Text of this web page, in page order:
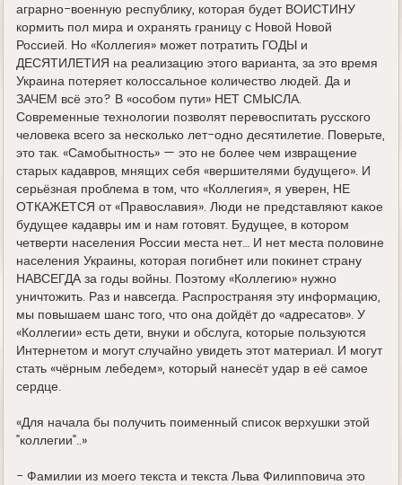
аграрно-военную республику, которая будет ВОИСТИНУ
кормить пол мира и охранять границу с Новой Новой
Россией. Но «Коллегия» может потратить ГОДЫ и
ДЕСЯТИЛЕТИЯ на реализацию этого варианта, за это время
Украина потеряет колоссальное количество людей. Да и
ЗАЧЕМ всё это? В «особом пути» НЕТ СМЫСЛА.
Современные технологии позволят перевоспитать русского
человека всего за несколько лет-одно десятилетие. Поверьте,
это так. «Самобытность» — это не более чем извращение
старых кадавров, мнящих себя «вершителями будущего». И
серьёзная проблема в том, что «Коллегия», я уверен, НЕ
ОТКАЖЕТСЯ от «Православия». Люди не представляют какое
будущее кадавры им и нам готовят. Будущее, в котором
четверти населения России места нет… И нет места половине
населения Украины, которая погибнет или покинет страну
НАВСЕГДА за годы войны. Поэтому «Коллегию» нужно
уничтожить. Раз и навсегда. Распространяя эту информацию,
мы повышаем шанс того, что она дойдёт до «адресатов». У
«Коллегии» есть дети, внуки и обслуга, которые пользуются
Интернетом и могут случайно увидеть этот материал. И могут
стать «чёрным лебедем», который нанесёт удар в её самое
сердце.
«Для начала бы получить поименный список верхушки этой
"коллегии"..»
- Фамилии из моего текста и текста Льва Филипповича это